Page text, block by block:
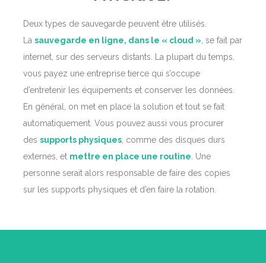
Deux types de sauvegarde peuvent être utilisés.
La sauvegarde en ligne, dans le « cloud », se fait par
internet, sur des serveurs distants. La plupart du temps,
vous payez une entreprise tierce qui s’occupe
d’entretenir les équipements et conserver les données.
En général, on met en place la solution et tout se fait
automatiquement. Vous pouvez aussi vous procurer
des supports physiques, comme des disques durs
externes, et mettre en place une routine. Une
personne serait alors responsable de faire des copies
sur les supports physiques et d’en faire la rotation.